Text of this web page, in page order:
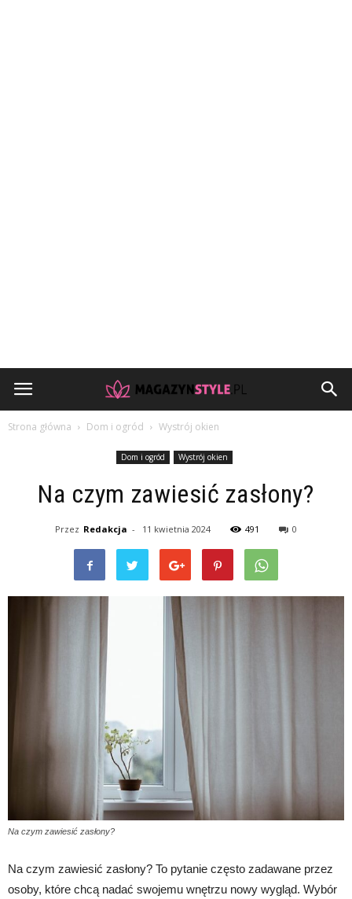
Strona główna Dom i ogród Wystrój okien
Dom i ogród Wystrój okien
Na czym zawiesić zasłony?
Przez Redakcja - 11 kwietnia 2024 491 0
Na czym zawiesić zasłony?
Na czym zawiesić zasłony? To pytanie często zadawane przez
osoby, które chcą nadać swojemu wnętrzu nowy wygląd. Wybór